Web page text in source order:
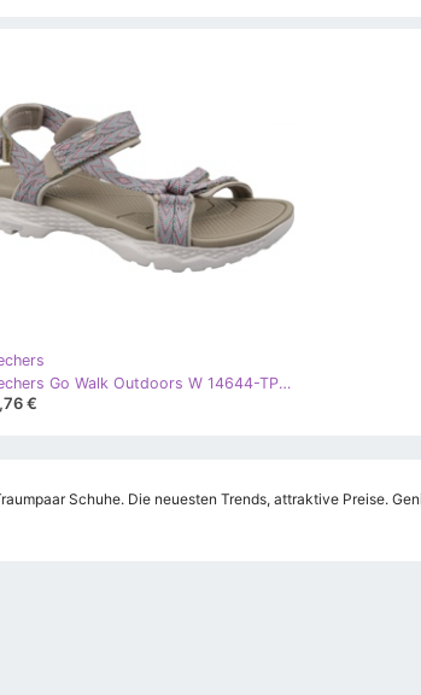
Skechers Go Walk Outdoors W 14644-TPE Sandalen beige grau mehrfarbig
€
Schuhe. Die neuesten Trends, attraktive Preise.